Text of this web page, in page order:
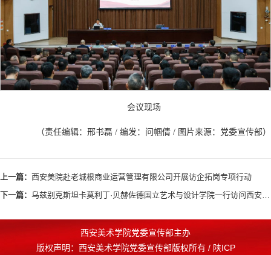
会议现场
（责任编辑：邢书磊 / 编发：问帼倩 / 图片来源：党委宣传部）
上一篇： 西安美院赴老城根商业运营管理有限公司开展访企拓岗专项行动
下一篇： 乌兹别克斯坦卡莫利丁·贝赫佐德国立艺术与设计学院一行访问西安美院
西安美术学院党委宣传部主办
版权声明：西安美术学院党委宣传部版权所有 / 陕ICP